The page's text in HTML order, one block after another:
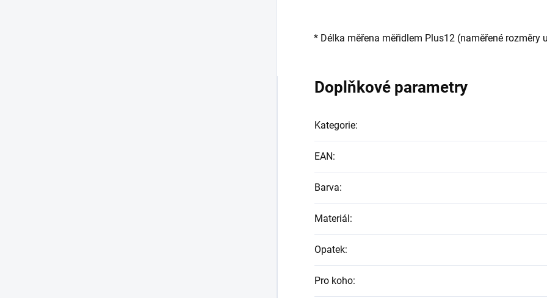
* Délka měřena měřidlem Plus12 (naměřené
Doplňkové parametry
Kategorie:
EAN:
Barva:
Materiál :
Opatek:
Pro koho: